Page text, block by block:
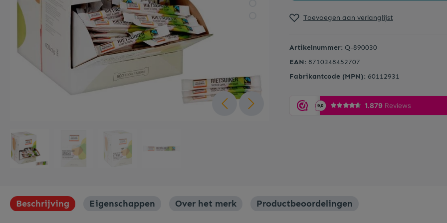
Meubilair
Roerstaafjes Serveerplanken
Whisky accessoires
Toevoegen aan verlanglijst
Artikelnummer: Q-890030
EAN: 8710348452707
Fabrikantcode (MPN): 60112931
Beschrijving Eigenschappen Over het merk Productbeoordelingen